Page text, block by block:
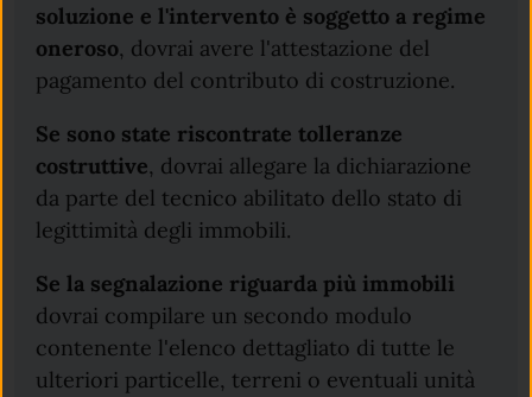
soluzione e l'intervento è soggetto a regime
oneroso, dovrai avere l'attestazione del
pagamento del contributo di costruzione.
Se sono state riscontrate tolleranze
costruttive, dovrai allegare la dichiarazione
da parte del tecnico abilitato dello stato di
legittimità degli immobili.
Se la segnalazione riguarda più immobili
dovrai compilare un secondo modulo
contenente l'elenco dettagliato di tutte le
ulteriori particelle, terreni o eventuali unità